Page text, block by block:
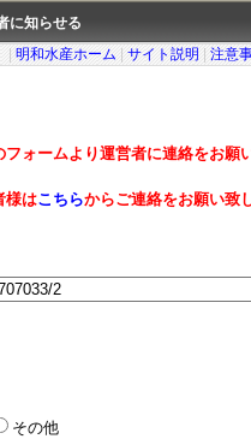
に知らせる
明和水産ホーム サイト説明 注意
ォームより運営者に連絡をお願
様はこちらからご連絡をお願い致
その他